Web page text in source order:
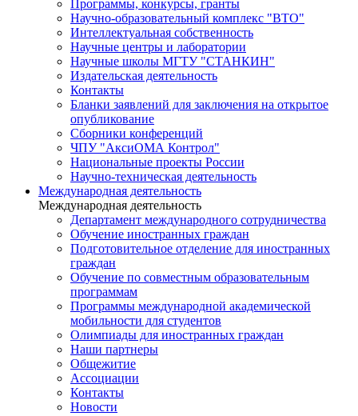
Программы, конкурсы, гранты
Научно-образовательный комплекс "ВТО"
Интеллектуальная собственность
Научные центры и лаборатории
Научные школы МГТУ "СТАНКИН"
Издательская деятельность
Контакты
Бланки заявлений для заключения на открытое
опубликование
Сборники конференций
ЧПУ "АксиОМА Контрол"
Национальные проекты России
Научно-техническая деятельность
Международная деятельность
Международная деятельность
Департамент международного сотрудничества
Обучение иностранных граждан
Подготовительное отделение для иностранных
граждан
Обучение по совместным образовательным
программам
Программы международной академической
мобильности для студентов
Олимпиады для иностранных граждан
Наши партнеры
Общежитие
Ассоциации
Контакты
Новости